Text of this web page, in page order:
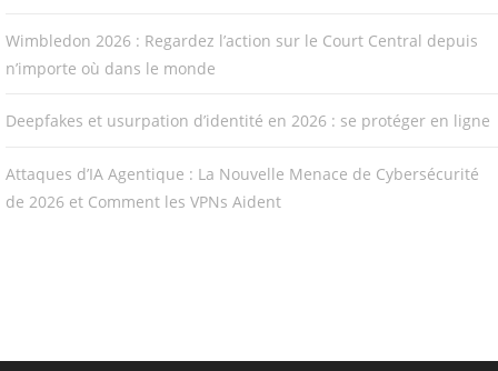
Wimbledon 2026 : Regardez l’action sur le Court Central depuis
n’importe où dans le monde
Deepfakes et usurpation d’identité en 2026 : se protéger en ligne
Attaques d’IA Agentique : La Nouvelle Menace de Cybersécurité
de 2026 et Comment les VPNs Aident